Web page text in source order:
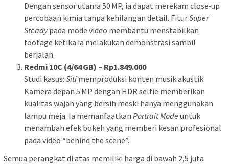
Dengan sensor utama 50 MP, ia dapat merekam close‑up
percobaan kimia tanpa kehilangan detail. FiturSuper
Steadypada mode video membantu menstabilkan
footage ketika ia melakukan demonstrasi sambil
berjalan.
Redmi 10C (4/64 GB) – Rp1.849.000
Studi kasus: Siti memproduksi konten musik akustik.
Kamera depan 5 MP dengan HDR selfie memberikan
kualitas wajah yang bersih meski hanya menggunakan
lampu meja. Ia memanfaatkan Portrait Mode untuk
menambah efek bokeh yang memberi kesan profesional
pada video “behind the scene”.
Semua perangkat di atas memiliki harga di bawah 2,5 juta